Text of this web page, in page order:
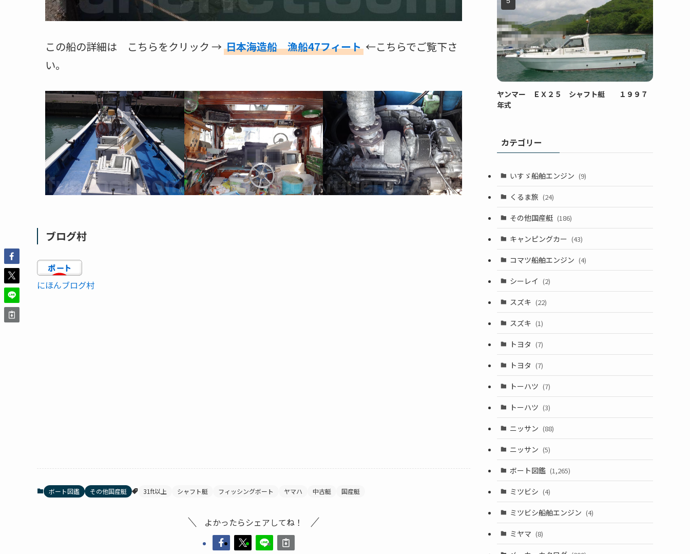
この船の詳細は こちらをクリック → 日本海造船 漁船47フィート ←こちらでご覧下さ
い。
ブログ村
にほんブログ村
ボート図鑑 その他国産艇 31ft以上 シャフト艇 フィッシングボート ヤマハ 中古艇 国産艇
よかったらシェアしてね！
ヤンマー ＥＸ２５ シャフト艇 １９９７
年式
カテゴリー
いすゞ船舶エンジン (9)
くるま旅 (24)
その他国産艇 (186)
キャンピングカー (43)
コマツ船舶エンジン (4)
シーレイ (2)
スズキ (22)
スズキ (1)
トヨタ (7)
トヨタ (7)
トーハツ (7)
トーハツ (3)
ニッサン (88)
ニッサン (5)
ボート図鑑 (1,265)
ミツビシ (4)
ミツビシ船舶エンジン (4)
ミヤマ (8)